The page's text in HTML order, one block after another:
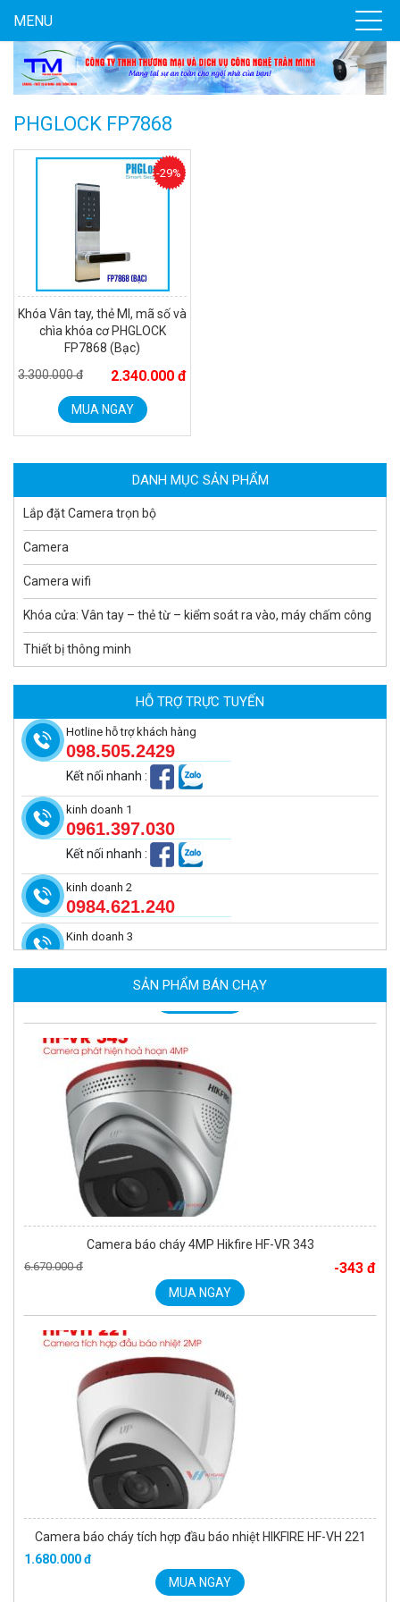
MENU
PHGLOCK FP7868
Khóa Vân tay, thẻ MI, mã số và
chìa khóa cơ PHGLOCK
FP7868 (Bạc)
3.300.000 đ
2.340.000 đ
-29%
MUA NGAY
DANH MỤC SẢN PHẨM
Lắp đặt Camera trọn bộ
Camera
Camera wifi
Khóa cửa: Vân tay – thẻ từ – kiểm soát ra vào, máy chấm công
Thiết bị thông minh
HỖ TRỢ TRỰC TUYẾN
Hotline hỗ trợ khách hàng
098.505.2429
Kết nối nhanh :
kinh doanh 1
0961.397.030
Kết nối nhanh :
kinh doanh 2
0984.621.240
Kinh doanh 3
SẢN PHẨM BÁN CHẠY
Camera WiFi quay quét ngoài trời EZVIZ H8 Pro 3K
MUA NGAY
Camera tích hợp đầu báo nhiệt 2MP Hikfire HF-VH 221
1.679.000 đ
Camera tích hợp đầu báo nhiệt 2MP Hikfire HF-VH 223
2.039.000 đ
MUA NGAY
Camera tích hợp đầu báo nhiệt 4MP Hikfire HF-VH 243
MUA NGAY
Camera báo cháy 4MP Hikfire HF-VR 343
6.670.000 đ -343 đ
MUA NGAY
Camera báo cháy tích hợp đầu báo nhiệt HIKFIRE HF-VH 221
1.680.000 đ
MUA NGAY